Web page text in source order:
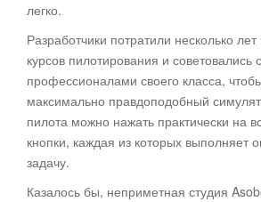
легко.
Разработчики потратили несколько
курсов пилотирования и советовались с
профессионалами своего класса,
максимально правдоподобный
пилота можно нажать практически на
кнопки, каждая из которых выполняет
задачу.
Казалось бы, неприметная студия